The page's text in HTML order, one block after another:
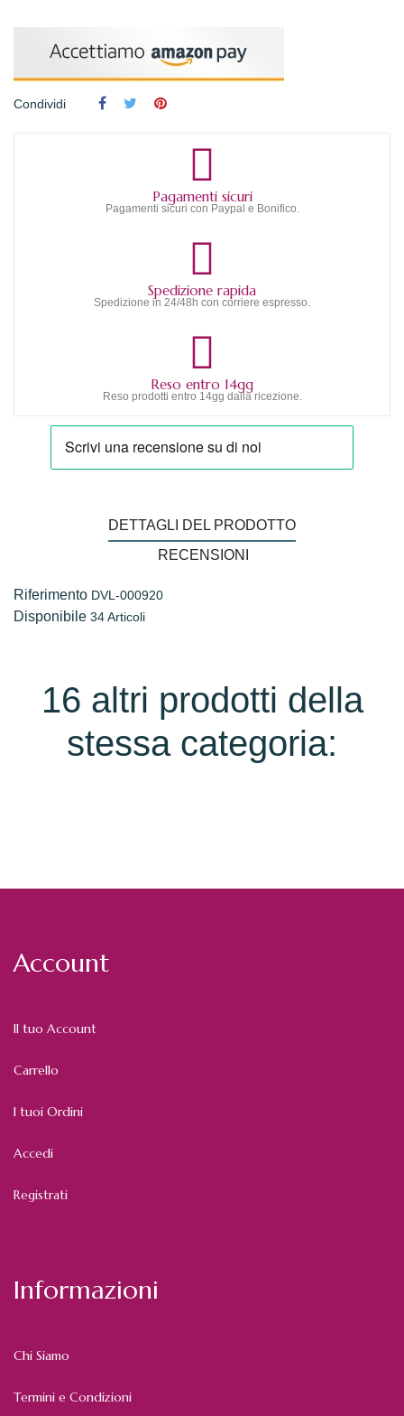
Condividi
Pagamenti sicuri
Pagamenti sicuri con Paypal e Bonifico.
Spedizione rapida
Spedizione in 24/48h con corriere espresso.
Reso entro 14gg
Reso prodotti entro 14gg dalla ricezione.
DETTAGLI DEL PRODOTTO
RECENSIONI
Riferimento DVL-000920
Disponibile 34 Articoli
16 altri prodotti della
stessa categoria:
Account
Il tuo Account
Carrello
I tuoi Ordini
Accedi
Registrati
Informazioni
Chi Siamo
Termini e Condizioni